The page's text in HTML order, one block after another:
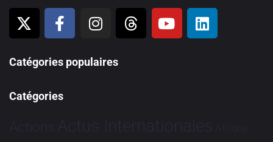
Catégories populaires
Catégories
Actions Actus Internationales Afrique